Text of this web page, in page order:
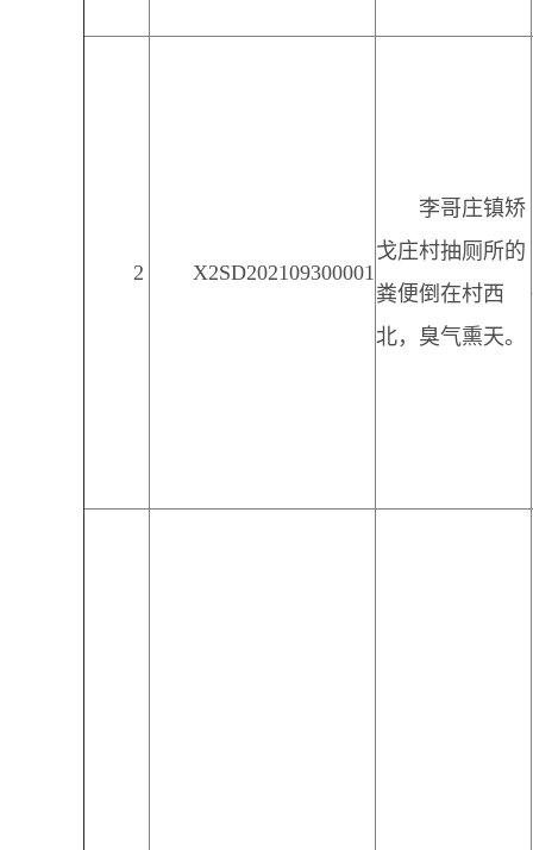
2 X2SD202109300001
李哥庄镇矫
戈庄村抽厕所的
粪便倒在村西
北，臭气熏天。